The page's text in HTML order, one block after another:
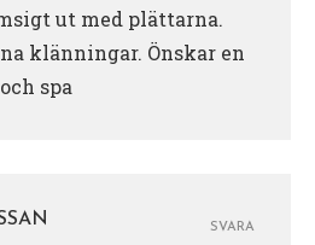
ut med plättarna.
klänningar. Önskar en
spa
SVARA